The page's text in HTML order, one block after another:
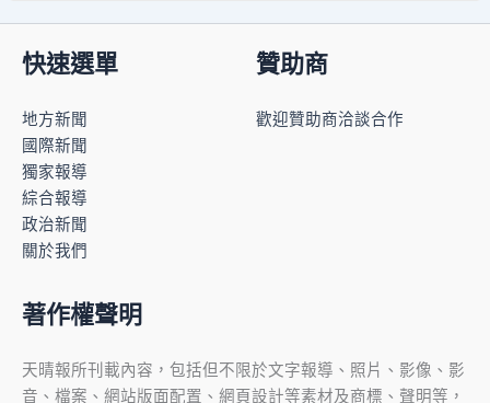
快速選單
地方新聞
國際新聞
獨家報導
綜合報導
政治新聞
關於我們
贊助商
歡迎贊助商洽談合作
著作權聲明
天晴報所刊載內容，包括但不限於文字報導、照片、影像、影
音、檔案、網站版面配置、網頁設計等素材及商標、聲明等，